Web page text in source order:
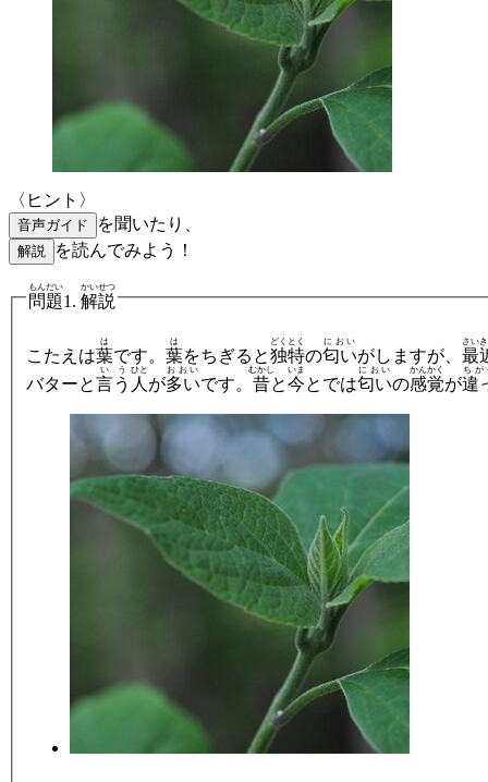
〈ヒント〉
音声ガイド を聞いたり、
解説 を読んでみよう！
問題
もんだい
1. 解説
かいせつ
こたえは葉
は
です。 葉
は
をちぎると独特
どくとく
の匂い
におい
がしますが、 最
さい
バターと言う
いう
人
ひと
が多い
おおい
です。 昔
むかし
と今
いま
とでは匂い
におい
の感覚
かんかく
が違
ちが